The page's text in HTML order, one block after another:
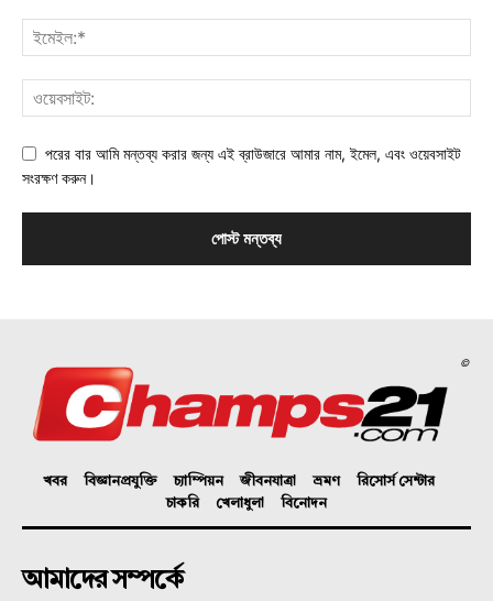
পরের বার আমি মন্তব্য করার জন্য এই ব্রাউজারে আমার নাম, ইমেল, এবং ওয়েবসাইট
সংরক্ষণ করুন।
©
খবর বিজ্ঞানপ্রযুক্তি চ্যাম্পিয়ন জীবনযাত্রা ভ্রমণ
রিসোর্স সেন্টার
চাকরি
খেলাধুলা বিনোদন
আমাদের সম্পর্কে